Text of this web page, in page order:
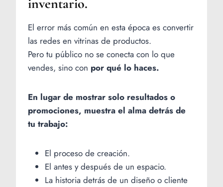
inventario.
El error más común en esta época es convertir
las redes en vitrinas de productos.
Pero tu público no se conecta con lo que
vendes, sino con por qué lo haces.
En lugar de mostrar solo resultados o
promociones, muestra el alma detrás de
tu trabajo:
El proceso de creación.
El antes y después de un espacio.
La historia detrás de un diseño o cliente